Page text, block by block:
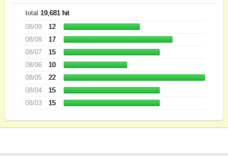
total 19,681 hit
08/09
12
08/08
17
08/07
15
08/06
10
08/05
22
08/04
15
08/03
15